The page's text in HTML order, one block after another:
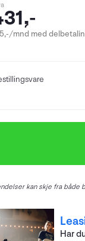
mnd med
kan skje fra både
Har